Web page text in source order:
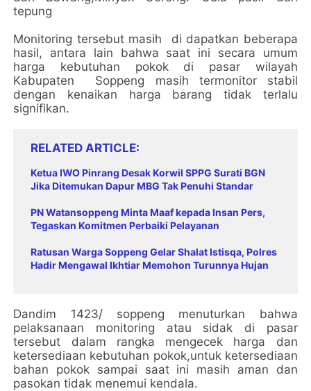
tepung
Monitoring tersebut masih di dapatkan beberapa
hasil, antara lain bahwa saat ini secara umum
harga kebutuhan pokok di pasar wilayah
Kabupaten Soppeng masih termonitor stabil
dengan kenaikan harga barang tidak terlalu
signifikan.
RELATED ARTICLE
Ketua IWO Pinrang Desak Korwil SPPG Surati BGN
Jika Ditemukan Dapur MBG Tak Penuhi Standar
PN Watansoppeng Minta Maaf kepada Insan Pers,
Tegaskan Komitmen Perbaiki Pelayanan
Ratusan Warga Soppeng Gelar Shalat Istisqa, Polres
Hadir Mengawal Ikhtiar Memohon Turunnya Hujan
Dandim 1423/ soppeng menuturkan bahwa
pelaksanaan monitoring atau sidak di pasar
tersebut dalam rangka mengecek harga dan
ketersediaan kebutuhan pokok,untuk ketersediaan
bahan pokok sampai saat ini masih aman dan
pasokan tidak menemui kendala.